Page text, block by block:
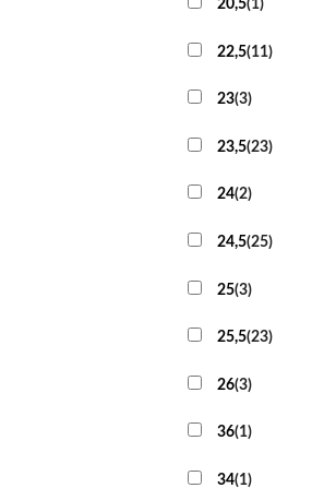
20,5(1)
22,5(11)
23(3)
23,5(23)
24(2)
24,5(25)
25(3)
25,5(23)
26(3)
36(1)
34(1)